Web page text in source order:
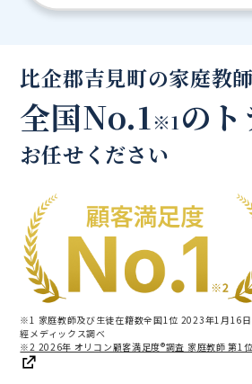
比企郡吉見町の家庭教
全国No.1※1のト
お任せください
※1 家庭教師及び生徒在籍数全国1位 2023年1月16
經メディックス調べ
※2 2026年 オリコン顧客満足度®調査 家庭教師 第1位